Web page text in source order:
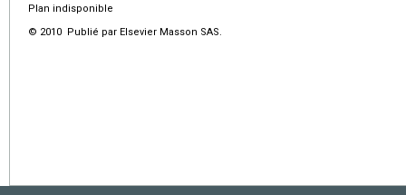
Plan indisponible
© 2010 Publié par Elsevier Masson SAS.